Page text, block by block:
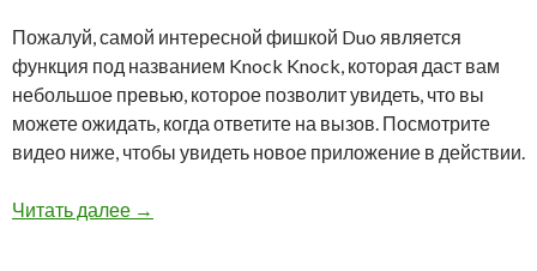
Пожалуй, самой интересной фишкой Duo является
функция под названием Knock Knock, которая даст вам
небольшое превью, которое позволит увидеть, что вы
можете ожидать, когда ответите на вызов. Посмотрите
видео ниже, чтобы увидеть новое приложение в действии.
Читать далее Google представила новое приложение для
→